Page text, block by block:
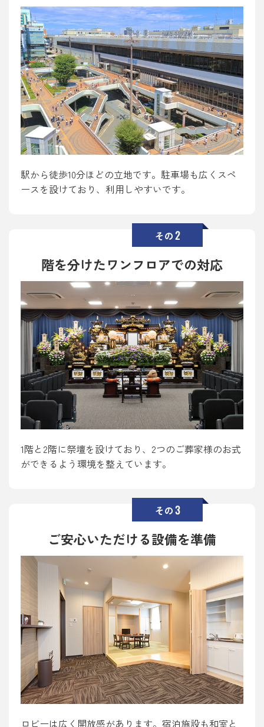
駅から徒歩10分ほどの立地です。駐車場も広くスペ
ースを設けており、利用しやすいです。
その2
階を分けたワンフロアでの対応
1階と2階に祭壇を設けており、2つのご葬家様のお式
ができるよう環境を整えています。
その3
ご安心いただける設備を準備
ロビーは広く開放感があります。宿泊施設も和室と